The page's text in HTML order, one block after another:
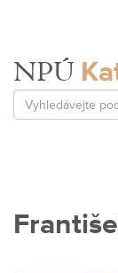
NPÚ